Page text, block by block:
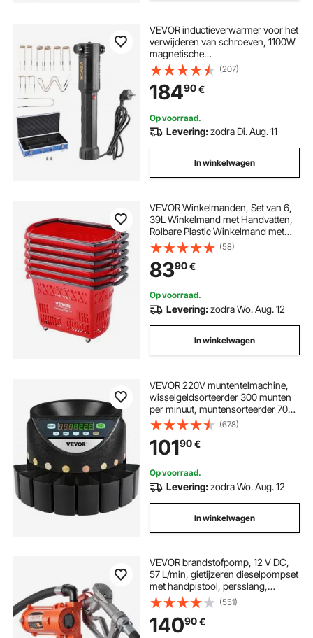
VEVOR inductieverwarmer voor het
verwijderen van schroeven, 1100W
magnetische
inductieverwarmerset, verwarmer
voor het verwijderen van roestige
schroeven,
autoreparatiegereedschap met 10
spoelen
(207)
18490€
Op voorraad.
Levering:zodra Di. Aug. 11
In winkelwagen
VEVOR Winkelmanden, Set van 6,
39L Winkelmand met Handvatten,
Rolbare Plastic Winkelmand met
Wielen, Grote Draagbare
Winkelmandenset voor
Supermarkten en Winkels
(58)
8390€
Op voorraad.
Levering:zodra Wo. Aug. 12
In winkelwagen
VEVOR 220V muntentelmachine,
wisselgeldsorteerder 300 munten
per minuut, muntensorteerder 700
muntencapaciteit,
euromuntentelmachine met 8
verzamelboxen, geldteller, voor
Subways
(678)
10190€
Op voorraad.
Levering:zodra Wo. Aug. 12
In winkelwagen
VEVOR brandstofpomp, 12 V DC,
57 L/min, gietijzeren dieselpompset
met handpistool, persslang,
oververhittingsbeveiliging,
stroomkabel, explosieveilig, voor
benzine, diesel en kerosine
(551)
14090€